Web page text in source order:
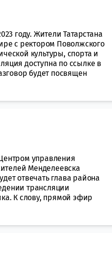
году. Жители Татарстана
с ректором Поволжского
культуры, спорта и
доступна по ссылке в
будет посвящен
управления
Менделеевска
отвечать глава района
трансляции
К слову, прямой эфир